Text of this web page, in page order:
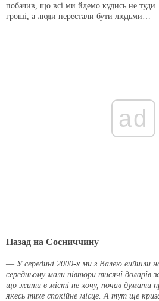
побачив, що всі ми йдемо кудись не
гроші, а люди перестали бути людьми…
ad
Назад на Сосниччину
— У середині 2000-х ми з Валею вийшли
середньому мали півтори тисячі доларів
що жити в місті не хочу, почав думати
якесь тихе спокійне місце. А тут ще